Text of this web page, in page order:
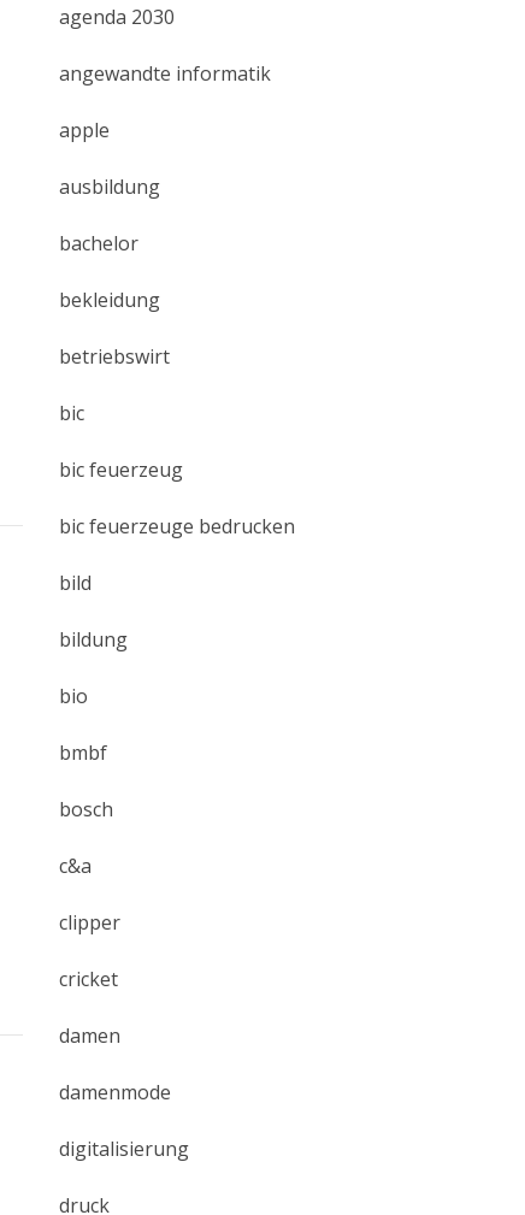
agenda 2030
angewandte informatik
apple
ausbildung
bachelor
bekleidung
betriebswirt
bic
bic feuerzeug
bic feuerzeuge bedrucken
bild
bildung
bio
bmbf
bosch
c&a
clipper
cricket
damen
damenmode
digitalisierung
druck